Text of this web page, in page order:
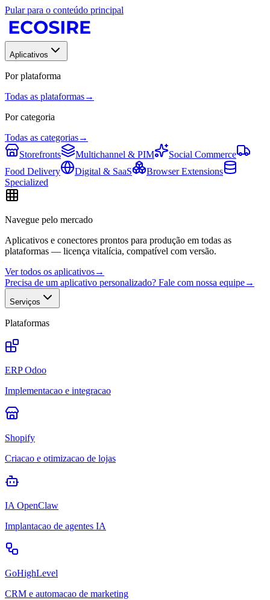
Pular para o conteúdo principal
Aplicativos
Por plataforma
Todas as plataformas→
Por categoria
Todas as categorias→
Storefronts
Multichannel & PIM
Social Commerce
Food Delivery
Digital & SaaS
Browser Extensions
Specialized
Navegue pelo mercado
Aplicativos e conectores prontos para produção em todas as
plataformas — licença vitalícia, compatível com versão.
Ver todos os aplicativos→
Precisa de um aplicativo personalizado? Fale com nossa equipe→
Serviços
Plataformas
ERP Odoo
Implementacao e integracao
Shopify
Criacao e otimizacao de lojas
IA OpenClaw
Implantacao de agentes IA
GoHighLevel
CRM e automacao de marketing